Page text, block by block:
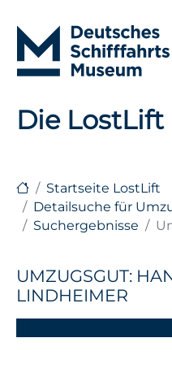
Die
Startseite LostLift
Detailsuche für
Suchergebnisse
UMZUGSGUT:
LINDHEIMER